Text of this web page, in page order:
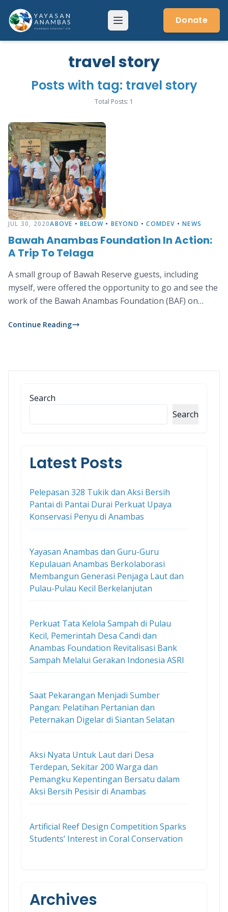
content
Menu Donate
travel story
Posts with tag: travel story
Total Posts: 1
JUL 30, 2020ABOVE •BELOW • BEYOND •COMDEV •NEWS
Bawah Anambas Foundation In Action:
A Trip To Telaga
A small group of Bawah Reserve guests, including
myself, were offered the opportunity to go and see the
work of the Bawah Anambas Foundation (BAF) on
Continue Reading
Search
Search
Latest Posts
Pelepasan 328 Tukik dan Aksi Bersih
Pantai di Pantai Durai Perkuat Upaya
Konservasi Penyu di Anambas
Yayasan Anambas dan Guru-Guru
Kepulauan Anambas Berkolaborasi
Membangun Generasi Penjaga Laut dan
Pulau-Pulau Kecil Berkelanjutan
Perkuat Tata Kelola Sampah di Pulau
Kecil, Pemerintah Desa Candi dan
Anambas Foundation Revitalisasi Bank
Sampah Melalui Gerakan Indonesia ASRI
Saat Pekarangan Menjadi Sumber
Pangan: Pelatihan Pertanian dan
Peternakan Digelar di Siantan Selatan
Aksi Nyata Untuk Laut dari Desa
Terdepan, Sekitar 200 Warga dan
Pemangku Kepentingan Bersatu dalam
Aksi Bersih Pesisir di Anambas
Artificial Reef Design Competition Sparks
Students’ Interest in Coral Conservation
Archives